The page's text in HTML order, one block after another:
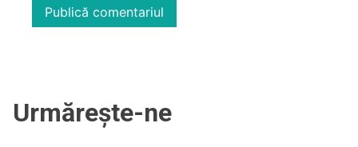
Urmărește-ne